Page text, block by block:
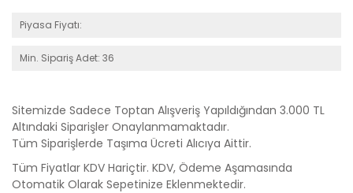
Piyasa Fiyatı:
Min. Sipariş Adet: 36
Sitemizde Sadece Toptan Alışveriş Yapıldığından 3.000 TL
Altındaki Siparişler Onaylanmamaktadır.
Tüm Siparişlerde Taşıma Ücreti Alıcıya Aittir.
Tüm Fiyatlar KDV Hariçtir. KDV, Ödeme Aşamasında
Otomatik Olarak Sepetinize Eklenmektedir.